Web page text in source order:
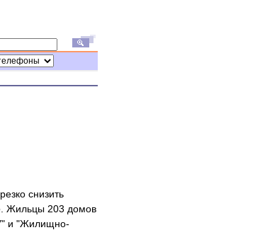
снизить
Жильцы 203 домов
и "Жилищно-